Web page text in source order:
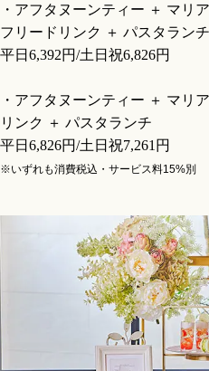
・アフタヌーンティー ＋ マリ
フリードリンク ＋ パスタランチ
平日6,392円/土日祝6,826円
・アフタヌーンティー ＋ マリ
リンク ＋ パスタランチ
平日6,826円/土日祝7,261円
※いずれも消費税込・サービス料15%別